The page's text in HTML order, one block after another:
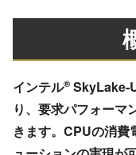
インテル®SkyLake-
り、要求パフォーマ
きます。CPUの消費